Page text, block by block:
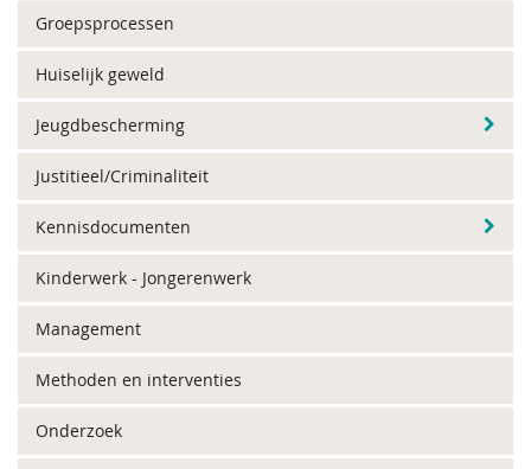
Groepsprocessen
Huiselijk geweld
Jeugdbescherming
Justitieel/Criminaliteit
Kennisdocumenten
Kinderwerk - Jongerenwerk
Management
Methoden en interventies
Onderzoek